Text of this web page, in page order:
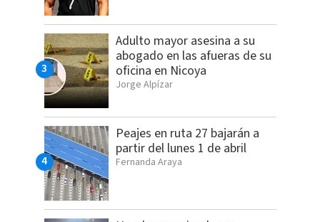
Adulto mayor asesina a su
abogado en las afueras de su
oficina en Nicoya
Jorge Alpízar
Peajes en ruta 27 bajarán a
partir del lunes 1 de abril
Fernanda Araya